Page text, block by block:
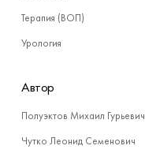
Терапия (ВОП)
Урология
Автор
Полуэктов Михаил Гурьевич
Чутко Леонид Семенович